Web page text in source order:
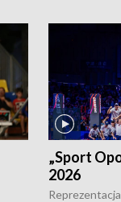
„Sport
2026